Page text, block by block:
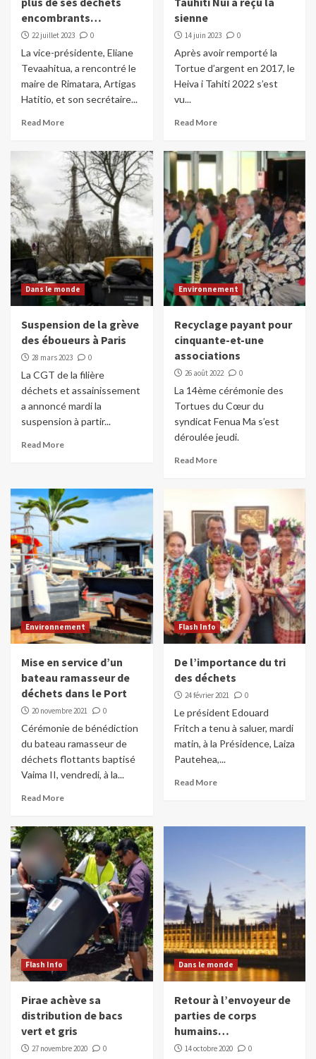
encombrants…
22 juillet 2023 0
La vice-présidente, Eliane
Tevaahitua, a rencontré le
maire de Rimatara, Artigas
Hatitio, et son secrétaire...
Read More
sienne
14 juin 2023 0
Après avoir remporté la
Tortue d’argent en 2017, le
Heiva i Tahiti 2022 s’est
vu...
Read More
Dans le monde
Suspension de la grève
des éboueurs à Paris
28 mars 2023 0
La CGT de la filière
déchets et assainissement
a annoncé mardi la
suspension à partir...
Read More
Environnement
Recyclage payant pour
cinquante-et-une
associations
26 août 2022 0
La 14ème cérémonie des
Tortues du Cœur du
syndicat Fenua Ma s’est
déroulée jeudi.
Read More
Environnement
Mise en service d’un
bateau ramasseur de
déchets dans le Port
20 novembre 2021 0
Cérémonie de bénédiction
du bateau ramasseur de
déchets flottants baptisé
Vaima II, vendredi, à la...
Read More
Flash Info
De l’importance du tri
des déchets
24 février 2021 0
Le président Edouard
Fritch a tenu à saluer, mardi
matin, à la Présidence, Laiza
Pautehea,...
Read More
Flash Info
Pirae achève sa
distribution de bacs
vert et gris
27 novembre 2020 0
Dans le monde
Retour à l’envoyeur de
parties de corps
humains…
14 octobre 2020 0